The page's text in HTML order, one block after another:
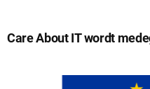
Care About IT wordt